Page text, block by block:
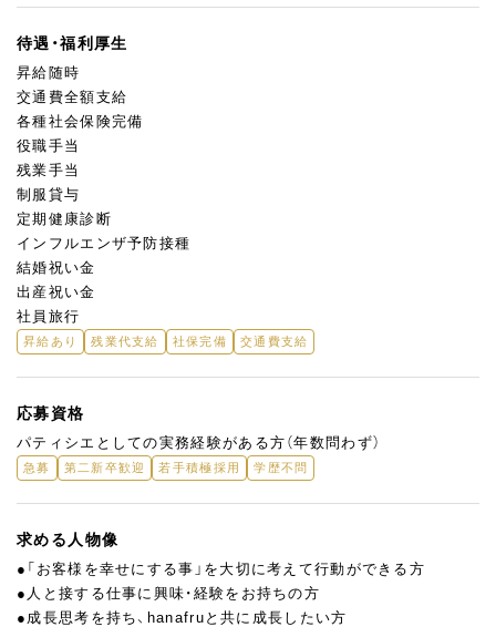
待遇・福利厚生
昇給随時
交通費全額支給
各種社会保険完備
役職手当
残業手当
制服貸与
定期健康診断
インフルエンザ予防接種
結婚祝い金
出産祝い金
社員旅行
昇給あり 残業代支給 社保完備 交通費支給
応募資格
パティシエとしての実務経験がある方（年数問わず）
急募 第二新卒歓迎 若手積極採用 学歴不問
求める人物像
●「お客様を幸せにする事」を大切に考えて行動ができる方
●人と接する仕事に興味・経験をお持ちの方
●成長思考を持ち、hanafruと共に成長したい方